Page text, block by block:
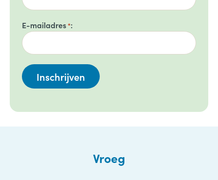
E-mailadres*
Vroeg